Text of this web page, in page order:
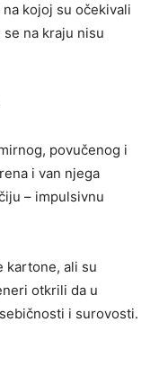
kojoj su očekivali
na kraju nisu
povučenog i
i van njega
– impulsivnu
kartone, ali su
otkrili da u
i surovosti.